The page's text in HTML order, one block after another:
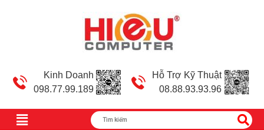
Kinh Doanh
098.77.99.189
Hỗ Trợ Kỹ Thuật
08.88.93.93.96